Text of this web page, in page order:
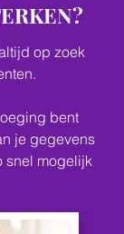
op zoek
bent
je gegevens
snel mogelijk